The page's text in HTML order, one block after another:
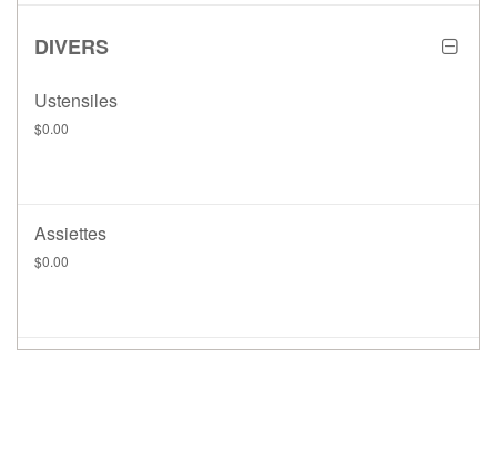
DIVERS
Ustensiles
$0.00
Assiettes
$0.00